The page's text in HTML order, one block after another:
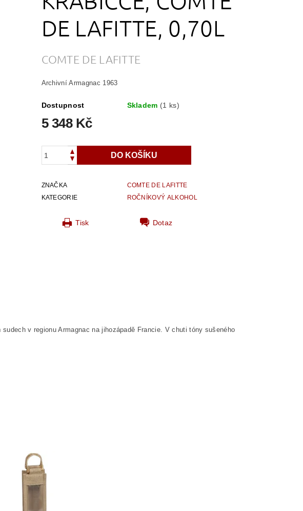
DE LAFITTE, 0,70L
COMTE DE LAFITTE
Archivní Armagnac 1963
Dostupnost Skladem (1 ks)
5 348 Kč
ZNAČKA
COMTE DE LAFITTE
KATEGORIE
ROČNÍKOVÝ ALKOHOL
Tisk Dotaz
v regionu Armagnac na jihozápadě Francie. V chuti tóny sušeného